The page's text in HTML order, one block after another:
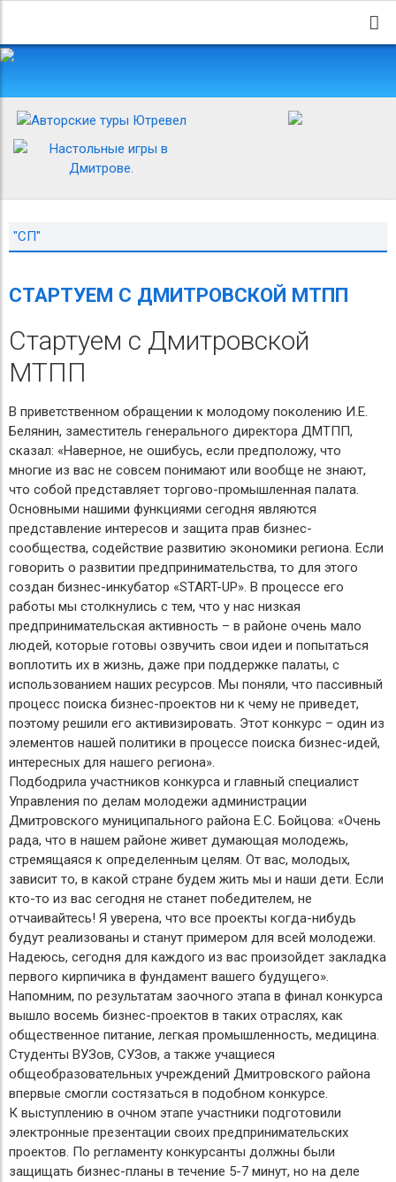
"СП"
СТАРТУЕМ С ДМИТРОВСКОЙ МТПП
Стартуем с Дмитровской
МТПП
В приветственном обращении к молодому поколению И.Е.
Белянин, заместитель генерального директора ДМТПП,
сказал: «Наверное, не ошибусь, если предположу, что
многие из вас не совсем понимают или вообще не знают,
что собой представляет торгово-промышленная палата.
Основными нашими функциями сегодня являются
представление интересов и защита прав бизнес-
сообщества, содействие развитию экономики региона. Если
говорить о развитии предпринимательства, то для этого
создан бизнес-инкубатор «START-UP». В процессе его
работы мы столкнулись с тем, что у нас низкая
предпринимательская активность – в районе очень мало
людей, которые готовы озвучить свои идеи и попытаться
воплотить их в жизнь, даже при поддержке палаты, с
использованием наших ресурсов. Мы поняли, что пассивный
процесс поиска бизнес-проектов ни к чему не приведет,
поэтому решили его активизировать. Этот конкурс – один из
элементов нашей политики в процессе поиска бизнес-идей,
интересных для нашего региона».
Подбодрила участников конкурса и главный специалист
Управления по делам молодежи администрации
Дмитровского муниципального района Е.С. Бойцова: «Очень
рада, что в нашем районе живет думающая молодежь,
стремящаяся к определенным целям. От вас, молодых,
зависит то, в какой стране будем жить мы и наши дети. Если
кто-то из вас сегодня не станет победителем, не
отчаивайтесь! Я уверена, что все проекты когда-нибудь
будут реализованы и станут примером для всей молодежи.
Надеюсь, сегодня для каждого из вас произойдет закладка
первого кирпичика в фундамент вашего будущего».
Напомним, по результатам заочного этапа в финал конкурса
вышло восемь бизнес-проектов в таких отраслях, как
общественное питание, легкая промышленность, медицина.
Студенты ВУЗов, СУЗов, а также учащиеся
общеобразовательных учреждений Дмитровского района
впервые смогли состязаться в подобном конкурсе.
К выступлению в очном этапе участники подготовили
электронные презентации своих предпринимательских
проектов. По регламенту конкурсанты должны были
защищать бизнес-планы в течение 5-7 минут, но на деле